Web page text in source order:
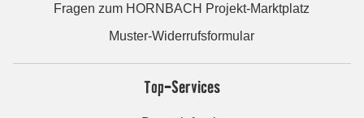
Fragen zum HORNBACH Projekt-Marktplatz
Muster-Widerrufsformular
Top-Services